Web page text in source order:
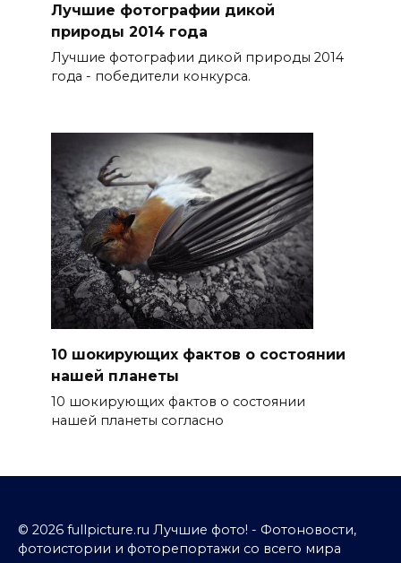
Лучшие фотографии дикой
природы 2014 года
Лучшие фотографии дикой природы 2014
года - победители конкурса.
10 шокирующих фактов о состоянии
нашей планеты
10 шокирующих фактов о состоянии
нашей планеты согласно
© 2026 fullpicture.ru Лучшие фото! - Фотоновости,
фотоистории и фоторепортажи со всего мира